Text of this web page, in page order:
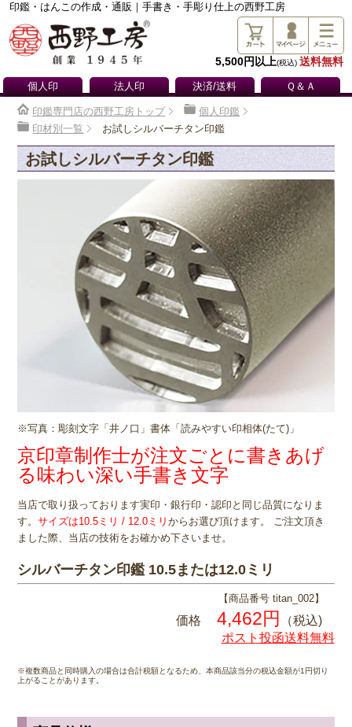
印鑑・はんこの作成・通販｜手書き・手彫り仕上の西野工房
5,500円以上(税込) 送料無料
個人印 法人印 決済/送料 Ｑ＆Ａ
印鑑専門店の西野工房トップ
個人印鑑
印材別一覧
お試しシルバーチタン印鑑
お試しシルバーチタン印鑑
※写真：彫刻文字「井ノ口」書体「読みやすい印相体(たて)」
京印章制作士が注文ごとに書きあげ
る味わい深い手書き文字
当店で取り扱っております実印・銀行印・認印と同じ品質になりま
す。サイズは10.5ミリ / 12.0ミリからお選び頂けます。 ご注文頂き
ました際、当店の技術をお確かめ下さいませ。
シルバーチタン印鑑 10.5または12.0ミリ
【商品番号 titan_002】
価格 4,462円 （税込)
ポスト投函送料無料
※複数商品と同時購入の場合は合計税額となるため、本商品該当分の税込金額が1円切り
上がることがあります。